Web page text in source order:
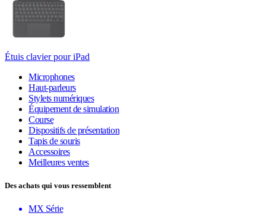
Étuis clavier pour iPad
Microphones
Haut-parleurs
Stylets numériques
Équipement de simulation
Course
Dispositifs de présentation
Tapis de souris
Accessoires
Meilleures ventes
Des achats qui vous ressemblent
MX Série